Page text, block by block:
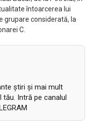
întoarcerea lui
grupare considerată, la
C.
știri și mai mult
Intră pe canalul